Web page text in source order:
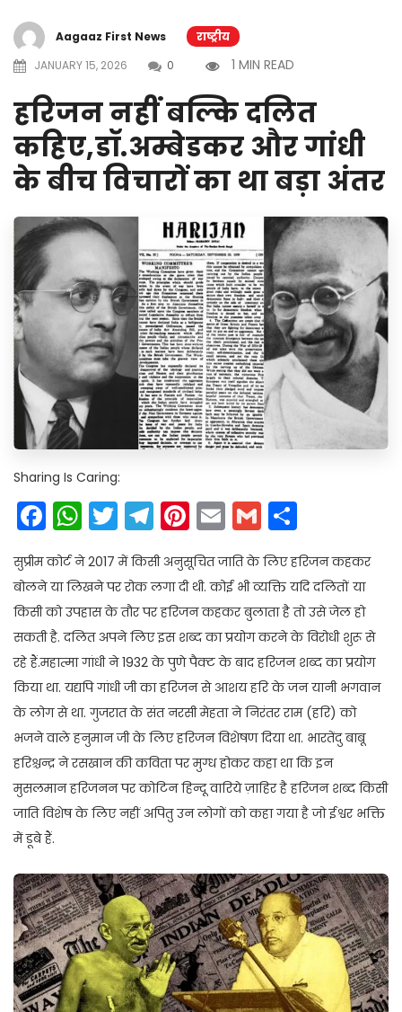
Aagaaz First News
राष्ट्रीय
JANUARY 15, 2026
0 1 MIN READ
हरिजन नहीं बल्कि दलित
कहिए,डॉ.अम्बेडकर और गांधी
के बीच विचारों का था बड़ा अंतर
Sharing Is Caring:
Facebook
WhatsApp
Twitter
Telegram
Pinterest
EmailGmail
सुप्रीम कोर्ट ने 2017 में किसी अनुसूचित जाति के लिए हरिजन कहकर
बोलने या लिखने पर रोक लगा दी थी. कोई भी व्यक्ति यदि दलितों या
किसी को उपहास के तौर पर हरिजन कहकर बुलाता है तो उसे जेल हो
सकती है. दलित अपने लिए इस शब्द का प्रयोग करने के विरोधी शुरू से
रहे हैं.महात्मा गांधी ने 1932 के पुणे पैक्ट के बाद हरिजन शब्द का प्रयोग
किया था. यद्यपि गांधी जी का हरिजन से आशय हरि के जन यानी भगवान
के लोग से था. गुजरात के संत नरसी मेहता ने निरंतर राम (हरि) को
भजने वाले हनुमान जी के लिए हरिजन विशेषण दिया था. भारतेंदु बाबू
हरिश्चन्द्र ने रसखान की कविता पर मुग्ध होकर कहा था कि इन
मुसलमान हरिजनन पर कोटिन हिन्दू वारिये ज़ाहिर है हरिजन शब्द किसी
जाति विशेष के लिए नहीं अपितु उन लोगों को कहा गया है जो ईश्वर भक्ति
में डूबे हैं.